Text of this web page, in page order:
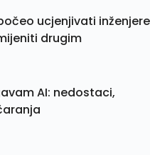
ucjenjivati inženjere
drugim
AI: nedostaci,